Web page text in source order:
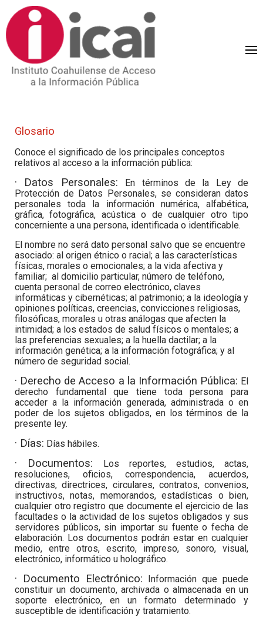
Glosario
Conoce el significado de los principales conceptos
relativos al acceso a la información pública:
· Datos Personales:
En términos de la Ley de
Protección de Datos Personales, se consideran datos
personales toda la información numérica, alfabética,
gráfica, fotográfica, acústica o de cualquier otro tipo
concerniente a una persona, identificada o identificable.
El nombre no será dato personal salvo que se encuentre
asociado: al origen étnico o racial; a las características
físicas, morales o emocionales; a la vida afectiva y
familiar; al domicilio particular, número de teléfono,
cuenta personal de correo electrónico, claves
informáticas y cibernéticas; al patrimonio; a la ideología y
opiniones políticas, creencias, convicciones religiosas,
filosóficas, morales u otras análogas que afecten la
intimidad; a los estados de salud físicos o mentales; a
las preferencias sexuales; a la huella dactilar; a la
información genética; a la información fotográfica; y al
número de seguridad social.
· Derecho de Acceso a la Información Pública: El
derecho fundamental que tiene toda persona para
acceder a la información generada, administrada o en
poder de los sujetos obligados, en los términos de la
presente ley.
· Días: Días hábiles.
· Documentos:
Los reportes, estudios, actas,
resoluciones, oficios, correspondencia, acuerdos,
directivas, directrices, circulares, contratos, convenios,
instructivos, notas, memorandos, estadísticas o bien,
cualquier otro registro que documente el ejercicio de las
facultades o la actividad de los sujetos obligados y sus
servidores públicos, sin importar su fuente o fecha de
elaboración. Los documentos podrán estar en cualquier
medio, entre otros, escrito, impreso, sonoro, visual,
electrónico, informático u holográfico.
· Documento Electrónico: Información que puede
constituir un documento, archivada o almacenada en un
soporte electrónico, en un formato determinado y
susceptible de identificación y tratamiento.